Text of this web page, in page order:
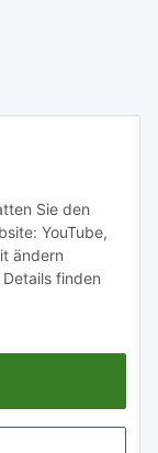
Sie den
YouTube,
ändern
finden